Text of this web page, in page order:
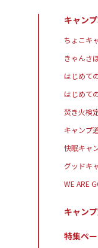
キャン
ちょこキ
きゃんさ
はじめて
はじめて
焚き火検
キャンプ
快眠キャ
グッドキ
WE ARE
キャン
特集ペ